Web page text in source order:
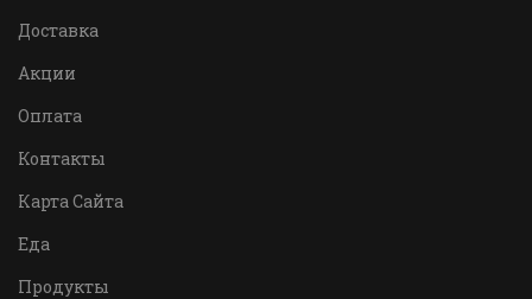
Доставка
Акции
Оплата
Контакты
Карта Сайта
Еда
Продукты